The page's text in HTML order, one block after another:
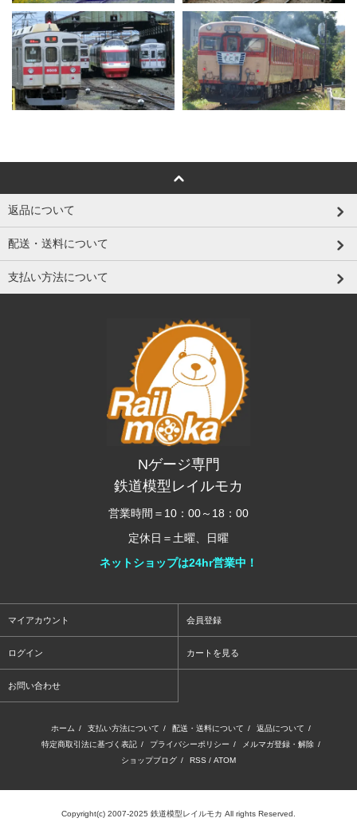
返品について
配送・送料について
支払い方法について
Nゲージ専門
鉄道模型レイルモカ
営業時間＝10：00～18：00
定休日＝土曜、日曜
ネットショップは24hr営業中！
マイアカウント 会員登録
ログイン カートを見る
お問い合わせ
ホーム / 支払い方法について / 配送・送料について / 返品について /
特定商取引法に基づく表記 / プライバシーポリシー / メルマガ登録・解除 /
ショップブログ / RSS / ATOM
Copyright(c) 2007-2025 鉄道模型レイルモカ All rights Reserved.